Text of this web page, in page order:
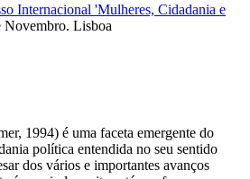
Internacional 'Mulheres, Cidadania e
Novembro. Lisboa
1994) é uma faceta emergente do
política entendida no seu sentido
dos vários e importantes avanços